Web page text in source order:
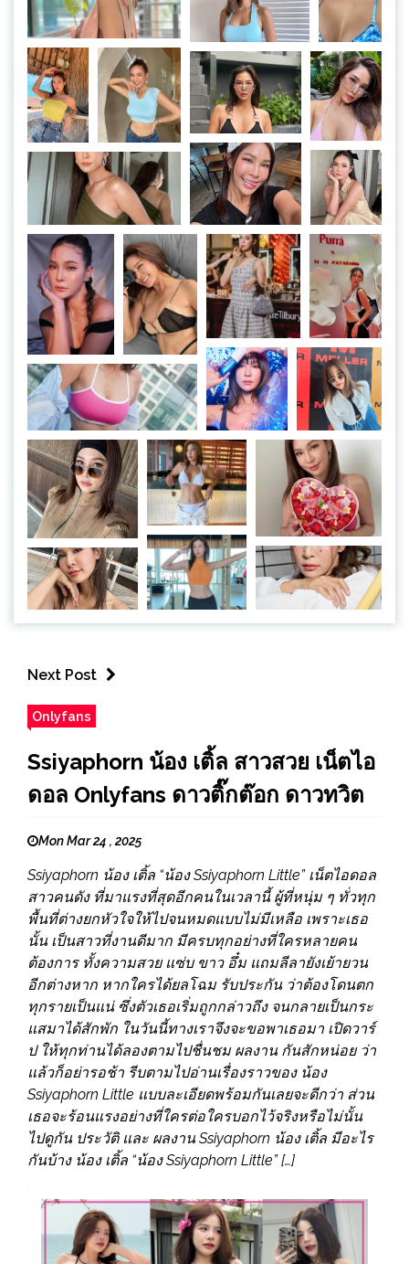
Next Post
Onlyfans
Ssiyaphorn น้อง เติ้ล สาวสวย เน็ตไอ
ดอล Onlyfans ดาวติ๊กต๊อก ดาวทวิต
Mon Mar 24 , 2025
Ssiyaphorn น้อง เติ้ล “น้อง Ssiyaphorn Little” เน็ตไอดอล
สาวคนดัง ที่มาแรงที่สุดอีกคนในเวลานี้ ผู้ที่หนุ่ม ๆ ทั่วทุก
พื้นที่ต่างยกหัวใจให้ไปจนหมดแบบไม่มีเหลือ เพราะเธอ
นั้น เป็นสาวที่งานดีมาก มีครบทุกอย่างที่ใครหลายคน
ต้องการ ทั้งความสวย แซ่บ ขาว อึ๋ม แถมลีลายังเย้ายวน
อีกต่างหาก หากใครได้ยลโฉม รับประกัน ว่าต้องโดนตก
ทุกรายเป็นแน่ ซึ่งตัวเธอเริ่มถูกกล่าวถึง จนกลายเป็นกระ
แสมาได้สักพัก ในวันนี้ทางเราจึงจะขอพาเธอมา เปิดวาร์
ป ให้ทุกท่านได้ลองตามไปชื่นชม ผลงาน กันสักหน่อย ว่า
แล้วก็อย่ารอช้า รีบตามไปอ่านเรื่องราวของ น้อง
Ssiyaphorn Little แบบละเอียดพร้อมกันเลยจะดีกว่า ส่วน
เธอจะร้อนแรงอย่างที่ใครต่อใครบอกไว้จริงหรือไม่นั้น
ไปดูกัน ประวัติ และ ผลงาน Ssiyaphorn น้อง เติ้ล มีอะไร
กันบ้าง น้อง เติ้ล “น้อง Ssiyaphorn Little” […]